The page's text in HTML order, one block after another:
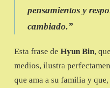
pensamientos y
cambiado.”
Esta frase de Hyun Bin,
medios, ilustra
que ama a su familia y